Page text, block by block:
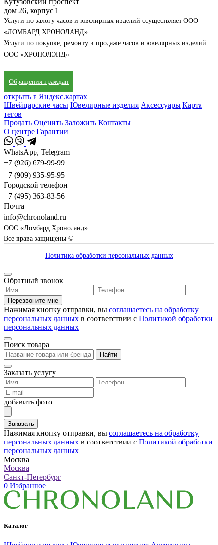
дом 26, корпус 1
Услуги по залогу часов и ювелирных изделий осуществляет ООО
«ЛОМБАРД ХРОНОЛАНД»
Услуги по покупке, ремонту и продаже часов и ювелирных изделий
ООО «ХРОНОЛЭНД»
Обращения граждан
открыть в Яндекс.картах
Швейцарские часы Ювелирные изделия Аксессуары Карта
тегов
Продать Оценить Заложить Контакты
О центре Гарантии
WhatsApp, Telegram
+7 (926) 679-99-99
+7 (909) 935-95-95
Городской телефон
+7 (495) 363-83-56
Почта
info@chronoland.ru
ООО «Ломбард Хроноланд»
Все права защищены ©
Политика обработки персональных данных
Обратный звонок
Перезвоните мне
Нажимая кнопку отправки, вы соглашаетесь на обработку
персональных данных в соответствии с Политикой обработки
персональных данных
Поиск товара
Найти
Заказать услугу
добавить фото
Заказать
Нажимая кнопку отправки, вы соглашаетесь на обработку
персональных данных в соответствии с Политикой обработки
персональных данных
Москва
Москва
Санкт-Петербург
0 Избранное
Каталог